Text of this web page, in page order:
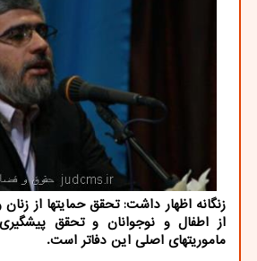
زنگانه اظهار داشت: تحقق حمایتها از
از اطفال و نوجوانان و تحقق
ماموریتهای اصلی این دفاتر است.